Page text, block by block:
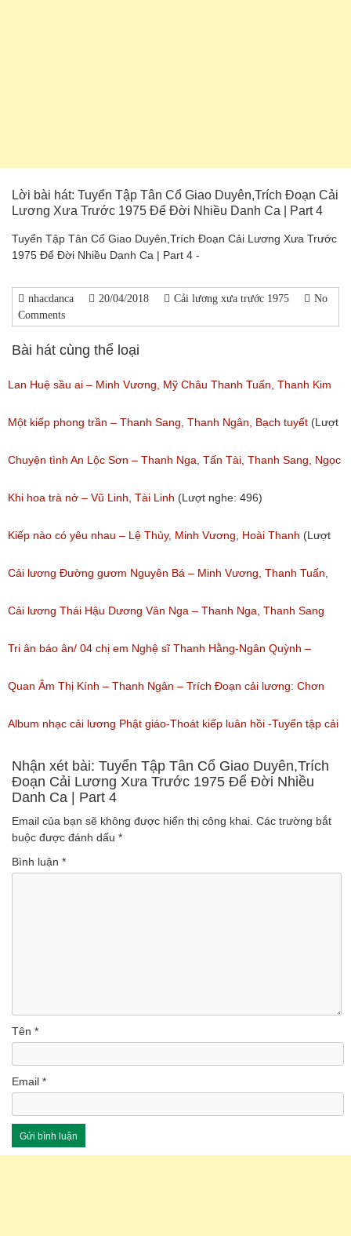
Lời bài hát: Tuyển Tập Tân Cổ Giao Duyên,Trích Đoạn Cải
Lương Xưa Trước 1975 Để Đời Nhiều Danh Ca | Part 4
Tuyển Tập Tân Cổ Giao Duyên,Trích Đoạn Cải Lương Xưa Trước
1975 Để Đời Nhiều Danh Ca | Part 4 -
nhacdanca 20/04/2018 Cải lương xưa trước 1975
No
Comments
Bài hát cùng thể loại
Lan Huệ sầu ai – Minh Vương, Mỹ Châu Thanh Tuấn, Thanh Kim
Huệ
(Lượt nghe: 2,626)
Một kiếp phong trần – Thanh Sang, Thanh Ngân, Bạch tuyết (Lượt
nghe: 924)
Chuyện tình An Lộc Sơn – Thanh Nga, Tấn Tài, Thanh Sang, Ngọc
Giàu
(Lượt nghe: 1,251)
Khi hoa trà nở – Vũ Linh, Tài Linh (Lượt nghe: 496)
Kiếp nào có yêu nhau – Lệ Thủy, Minh Vương, Hoài Thanh (Lượt
nghe: 1,059)
Cải lương Đường gươm Nguyên Bá – Minh Vương, Thanh Tuấn,
Thanh Kim Huệ, Chí Tâm, Thanh Sang
(Lượt nghe: 1,226)
Cải lương Thái Hậu Dương Vân Nga – Thanh Nga, Thanh Sang
nguyên tuồng
(Lượt nghe: 864)
Tri ân báo ân/ 04 chị em Nghệ sĩ Thanh Hằng-Ngân Quỳnh –
Thanh Ngọc – NSƯT Thanh Ngân
(Lượt nghe: 527)
Quan Âm Thị Kính – Thanh Ngân – Trích Đoạn cải lương: Chơn
Tâm 6
(Lượt nghe: 622)
Album nhạc cải lương Phật giáo-Thoát kiếp luân hồi -Tuyển tập cải
lương NSUT Thanh Ngân hay nhất
(Lượt nghe: 606)
Nhận xét bài: Tuyển Tập Tân Cổ Giao Duyên,Trích
Đoạn Cải Lương Xưa Trước 1975 Để Đời Nhiều
Danh Ca | Part 4
Email của bạn sẽ không được hiển thị công khai. Các trường bắt
buộc được đánh dấu *
Bình luận *
Tên *
Email *